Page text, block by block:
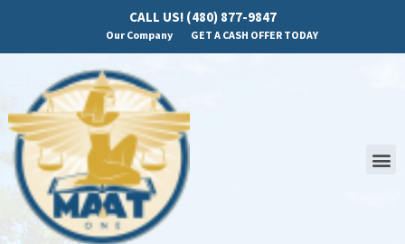
CALL US! (480) 877-9847
Our Company GET A CASH OFFER TODAY